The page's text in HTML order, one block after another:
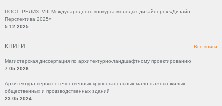
ПОСТ–РЕЛИЗ VIII Международного конкурса молодых дизайнеров «Дизайн-
Перспектива 2025»
5.12.2025
КНИГИ Все книги
Магистерская диссертация по архитектурно-ландшафтному проектированию
7.05.2026
Архитектура первых отечественных крупнопанельных малоэтажных жилых,
общественных и производственных зданий
23.05.2024